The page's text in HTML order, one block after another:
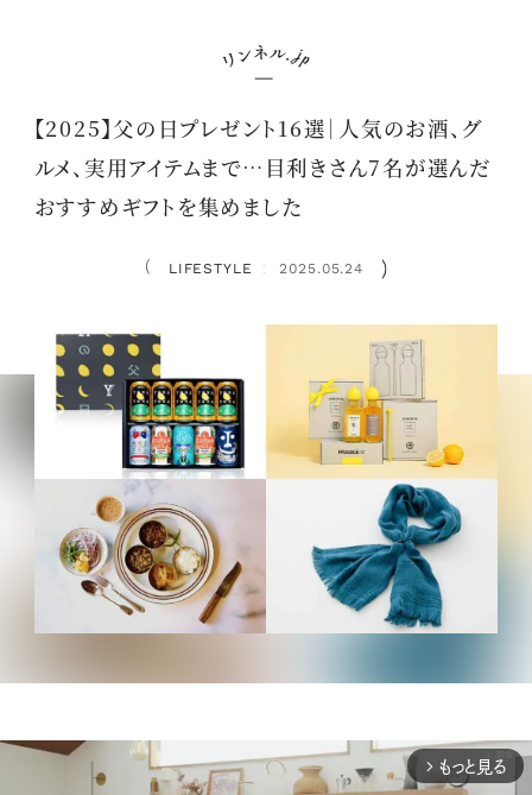
【2025】父の日プレゼント16選｜人気のお酒、グ
ルメ、実用アイテムまで…目利きさん7名が選んだ
おすすめギフトを集めました
LIFESTYLE ： 2025.05.24
arrow_forward_ios もっと見る